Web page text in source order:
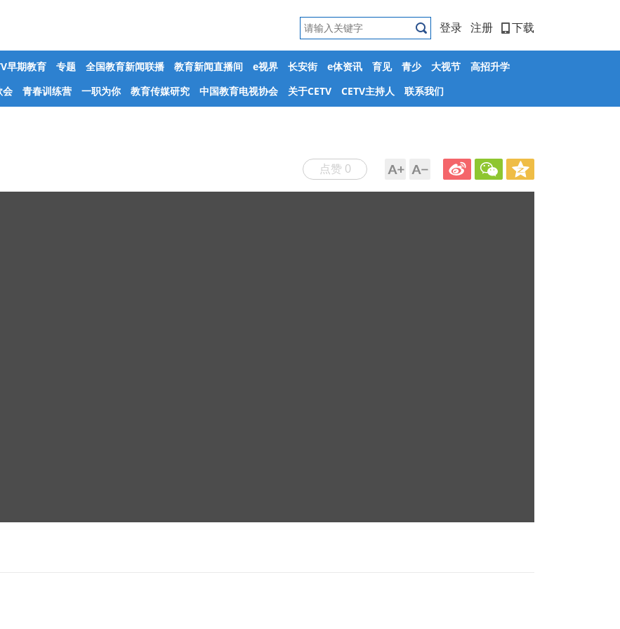
登录 注册 下载
早期教育 专题 全国教育新闻联播 教育新闻直播间 e视界 长安街 e体资讯 育见 青少 大视节
高招升学
会 青春训练营 一职为你 教育传媒研究 中国教育电视协会 关于CETV CETV主持人 联系我们
点赞 0